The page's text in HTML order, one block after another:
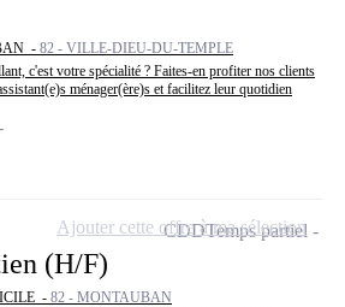
- 82 - VILLE-DIEU-DU-TEMPLE
c'est votre spécialité ? Faites-en profiter nos clients
ménager(ère)s et facilitez leur quotidien
(H/F)
- 82 - MONTAUBAN
CDDTemps partiel
Ajouter cette offre à ma sélection